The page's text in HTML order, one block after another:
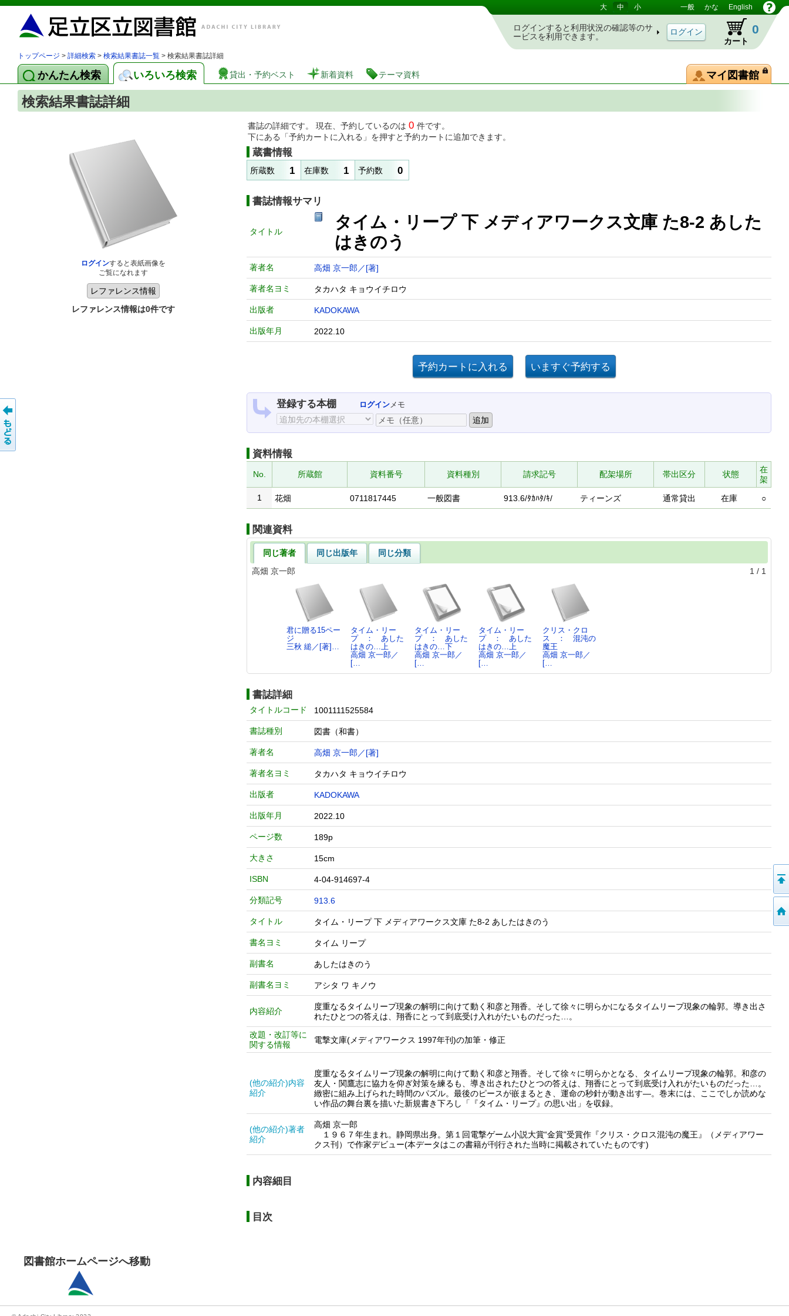
図書館 蔵書検索・予約システム 大 中 小 一般 かな English
ログインすると利用状況の確認等のサ
ービスを利用できます。
カート
0
トップページ > 詳細検索 > 検索結果書誌一覧 > 検索結果書誌詳細
かんたん検索 いろいろ検索 貸出・予約ベスト 新着資料 テーマ資料 マイ図書館
検索結果書誌詳細
ログインすると表紙画像を
ご覧になれます
レファレンス情報は0件です
書誌の詳細です。 現在、予約しているのは 0 件です。
下にある「予約カートに入れる」を押すと予約カートに追加できます。
蔵書情報
所蔵数 1 在庫数 1 予約数 0
書誌情報サマリ
タイトル
タイム・リープ 下 メディアワークス文庫 た8-2 あした
はきのう
著者名 高畑 京一郎／[著]
著者名ヨミ タカハタ キョウイチロウ
出版者 KADOKAWA
出版年月 2022.10
登録する本棚 ログインメモ
資料情報
No. 所蔵館 資料番号 資料種別 請求記号 配架場所 帯出区分 状態
在
架
1
花畑 0711817445 一般図書 913.6/ﾀｶﾊﾀ/ｷ/ ティーンズ 通常貸出 在庫 ○
関連資料
同じ著者 同じ出版年
同じ分類
高畑 京一郎
1 / 1
君に贈る15ペー
ジ
三秋 縋／[著]…
タイム・リー
プ ： あした
はきの…上
高畑 京一郎／
[…
タイム・リー
プ ： あした
はきの…下
高畑 京一郎／
[…
タイム・リー
プ ： あした
はきの…上
高畑 京一郎／
[…
クリス・クロ
ス ： 混沌の
魔王
高畑 京一郎／
[…
書誌詳細
タイトルコード 1001111525584
書誌種別 図書（和書）
著者名 高畑 京一郎／[著]
著者名ヨミ タカハタ キョウイチロウ
出版者 KADOKAWA
出版年月 2022.10
ページ数 189p
大きさ 15cm
ISBN 4-04-914697-4
分類記号 913.6
タイトル タイム・リープ 下 メディアワークス文庫 た8-2 あしたはきのう
書名ヨミ タイム リープ
副書名 あしたはきのう
副書名ヨミ アシタ ワ キノウ
内容紹介
度重なるタイムリープ現象の解明に向けて動く和彦と翔香。そして徐々に明らかになるタイムリープ現象の輪郭。導き出さ
れたひとつの答えは、翔香にとって到底受け入れがたいものだった…。
改題・改訂等に
関する情報
電撃文庫(メディアワークス 1997年刊)の加筆・修正
(他の紹介)内容
紹介
度重なるタイムリープ現象の解明に向けて動く和彦と翔香。そして徐々に明らかとなる、タイムリープ現象の輪郭。和彦の
友人・関鷹志に協力を仰ぎ対策を練るも、導き出されたひとつの答えは、翔香にとって到底受け入れがたいものだった…。
緻密に組み上げられた時間のパズル。最後のピースが嵌まるとき、運命の秒針が動き出す―。巻末には、ここでしか読めな
い作品の舞台裏を描いた新規書き下ろし「『タイム・リープ』の思い出」を収録。
(他の紹介)著者
紹介
高畑 京一郎
１９６７年生まれ。静岡県出身。第１回電撃ゲーム小説大賞“金賞”受賞作『クリス・クロス混沌の魔王』（メディアワー
クス刊）で作家デビュー(本データはこの書籍が刊行された当時に掲載されていたものです)
内容細目
目次
図書館ホームページへ移動